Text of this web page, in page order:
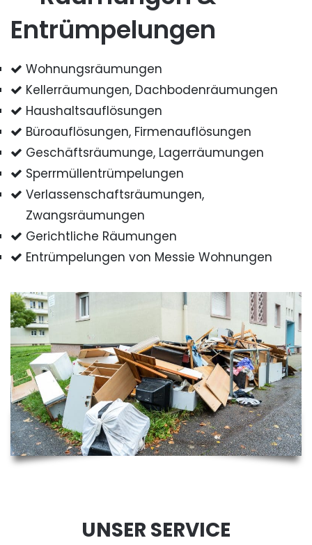
Entrümpelungen
Wohnungsräumungen
Kellerräumungen, Dachbodenräumungen
Haushaltsauflösungen
Büroauflösungen, Firmenauflösungen
Geschäftsräumunge, Lagerräumungen
Sperrmüllentrümpelungen
Verlassenschaftsräumungen,
Zwangsräumungen
Gerichtliche Räumungen
Entrümpelungen von Messie Wohnungen
UNSER SERVICE